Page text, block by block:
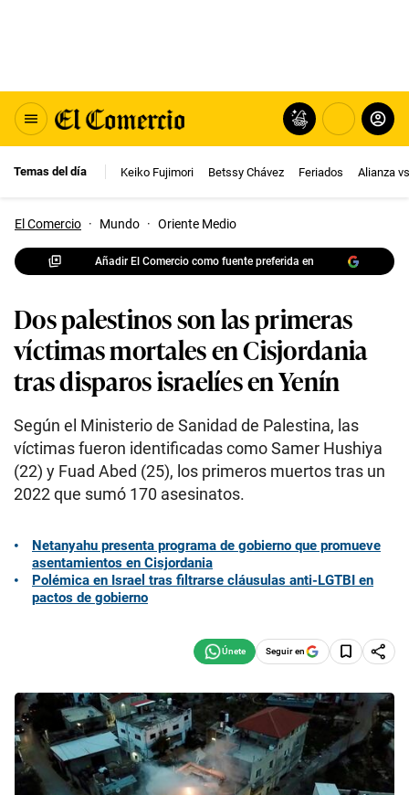
Temas del día Keiko Fujimori Betssy Chávez Feriados Alianza
El Comercio · Mundo · Oriente Medio
Añadir El Comercio como fuente preferida en
Dos palestinos son las primeras
víctimas mortales en Cisjordania
tras disparos israelíes en Yenín
Según el Ministerio de Sanidad de Palestina, las
víctimas fueron identificadas como Samer Hushiya
(22) y Fuad Abed (25), los primeros muertos tras un
2022 que sumó 170 asesinatos.
Netanyahu presenta programa de gobierno que promueve
asentamientos en Cisjordania
Polémica en Israel tras filtrarse cláusulas anti-LGTBI en
pactos de gobierno
Seguir en